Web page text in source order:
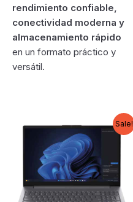
rendimiento confiable,
conectividad moderna y
almacenamiento rápido
en un formato práctico y
versátil.
Sale!